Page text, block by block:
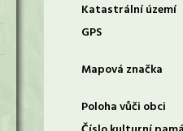
Katastrální území
GPS
Mapová značka
Poloha vůči obci